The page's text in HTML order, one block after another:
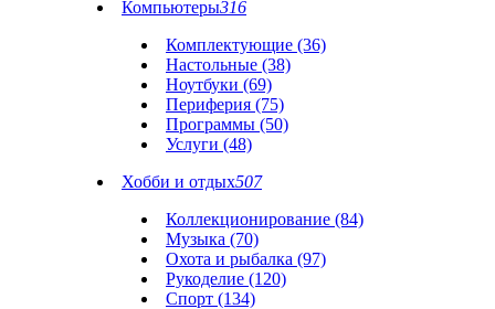
Компьютеры316
Комплектующие (36)
Настольные (38)
Ноутбуки (69)
Периферия (75)
Программы (50)
Услуги (48)
Хобби и отдых507
Коллекционирование (84)
Музыка (70)
Охота и рыбалка (97)
Рукоделие (120)
Спорт (134)